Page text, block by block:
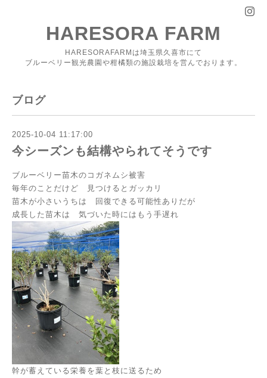
HARESORA FARM
HARESORAFARMは埼玉県久喜市にて
ブルーベリー観光農園や柑橘類の施設栽培を営んでおります。
ブログ
2025-10-04 11:17:00
今シーズンも結構やられてそうです
ブルーベリー苗木のコガネムシ被害
毎年のことだけど 見つけるとガッカリ
苗木が小さいうちは 回復できる可能性ありだが
成長した苗木は 気づいた時にはもう手遅れ
幹が蓄えている栄養を葉と枝に送るため